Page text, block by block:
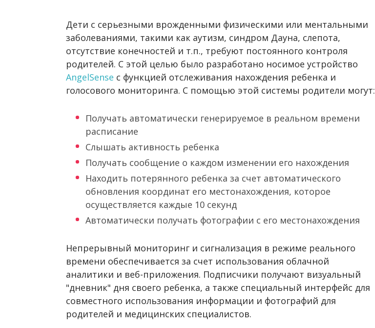
Дети с серьезными врожденными физическими или ментальными
заболеваниями, такими как аутизм, синдром Дауна, слепота,
отсутствие конечностей и т.п., требуют постоянного контроля
родителей. С этой целью было разработано носимое устройство
AngelSense с функцией отслеживания нахождения ребенка и
голосового мониторинга. С помощью этой системы родители могут:
Получать автоматически генерируемое в реальном времени
расписание
Слышать активность ребенка
Получать сообщение о каждом изменении его нахождения
Находить потерянного ребенка за счет автоматического
обновления координат его местонахождения, которое
осуществляется каждые 10 секунд
Автоматически получать фотографии с его местонахождения
Непрерывный мониторинг и сигнализация в режиме реального
времени обеспечивается за счет использования облачной
аналитики и веб-приложения. Подписчики получают визуальный
"дневник" дня своего ребенка, а также специальный интерфейс для
совместного использования информации и фотографий для
родителей и медицинских специалистов.